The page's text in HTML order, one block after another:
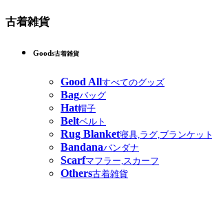
古着雑貨
Goods古着雑貨
Good Allすべてのグッズ
Bagバッグ
Hat帽子
Beltベルト
Rug Blanket寝具,ラグ,ブランケット
Bandanaバンダナ
Scarfマフラー,スカーフ
Others古着雑貨